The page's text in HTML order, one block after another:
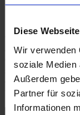
Diese
Wir verwenden
soziale Medien
Außerdem
Partner für
Informationen
Köln, E-Mail:
Zwischenverkauf
allgemeinen
Gewährleistung
sind einzig und
oder im
von unserem
Probefahrt